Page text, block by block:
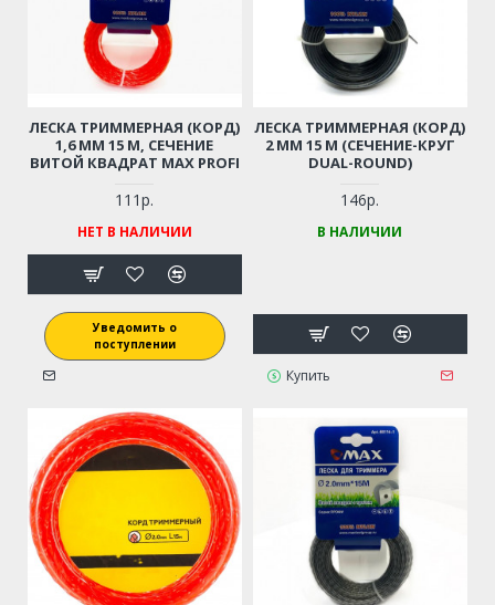
ЛЕСКА ТРИММЕРНАЯ (КОРД)
1,6 ММ 15 М, СЕЧЕНИЕ
ВИТОЙ КВАДРАТ MAX PROFI
111р.
НЕТ В НАЛИЧИИ
Уведомить о
поступлении
ЛЕСКА ТРИММЕРНАЯ (КОРД)
2 ММ 15 М (СЕЧЕНИЕ-КРУГ
DUAL-ROUND)
146р.
В НАЛИЧИИ
Купить